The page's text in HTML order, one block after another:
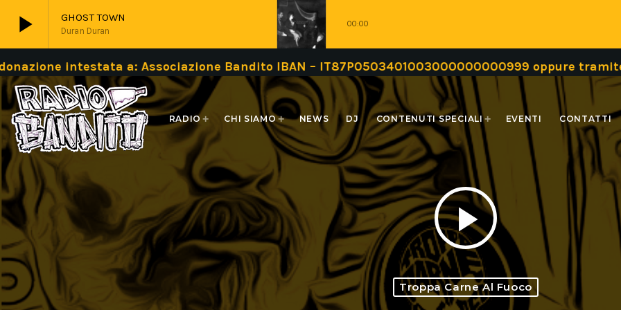
play_arrow GHOST TOWN
Duran Duran
00:00
play_arrow Live
a: Associazione Bandito IBAN – IT87P0503401003000000000999 oppure tramite una
RADIO CHI SIAMO NEWS DJ CONTENUTI SPECIALI EVENTI CONTATTI
play_arrow
Troppa Carne Al Fuoco